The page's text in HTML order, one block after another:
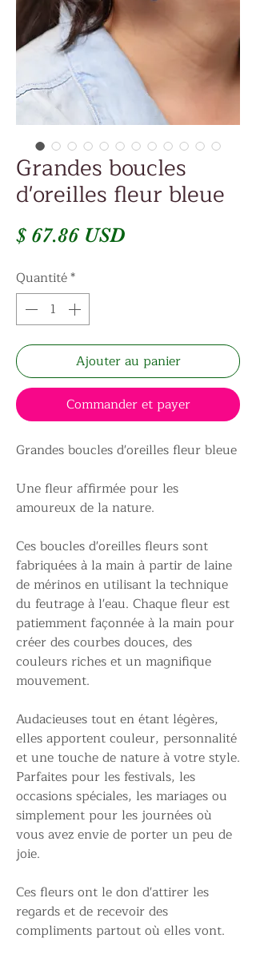
Grandes boucles
d'oreilles fleur bleue
$ 67.86 USDPrix
Quantité*
Ajouter au panier
Commander et payer
Grandes boucles d'oreilles fleur bleue
Une fleur affirmée pour les
amoureux de la nature.
Ces boucles d'oreilles fleurs sont
fabriquées à la main à partir de laine
de mérinos en utilisant la technique
du feutrage à l'eau. Chaque fleur est
patiemment façonnée à la main pour
créer des courbes douces, des
couleurs riches et un magnifique
mouvement.
Audacieuses tout en étant légères,
elles apportent couleur, personnalité
et une touche de nature à votre style.
Parfaites pour les festivals, les
occasions spéciales, les mariages ou
simplement pour les journées où
vous avez envie de porter un peu de
joie.
Ces fleurs ont le don d'attirer les
regards et de recevoir des
compliments partout où elles vont.